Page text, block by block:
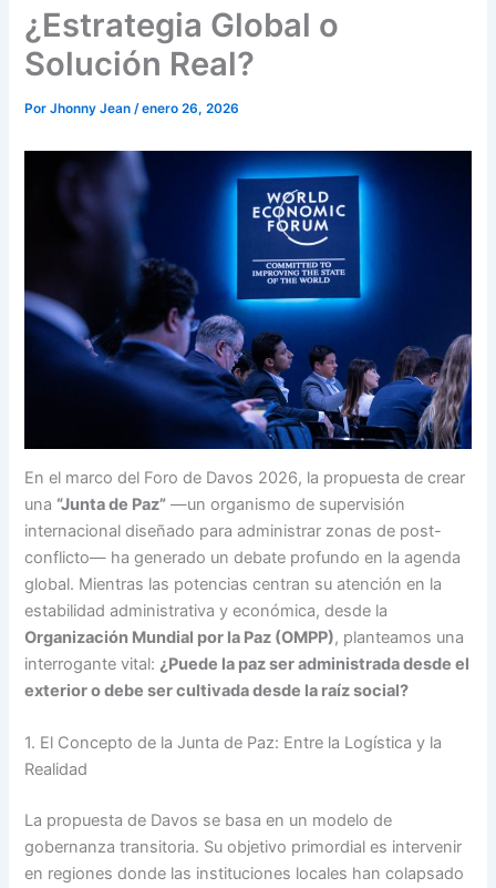
¿Estrategia Global o
Solución Real?
PorJhonny Jean/enero 26, 2026
En el marco del Foro de Davos 2026, la propuesta de crear
una “Junta de Paz” —un organismo de supervisión
internacional diseñado para administrar zonas de post-
conflicto— ha generado un debate profundo en la agenda
global. Mientras las potencias centran su atención en la
estabilidad administrativa y económica, desde la
Organización Mundial por la Paz (OMPP), planteamos una
interrogante vital: ¿Puede la paz ser administrada desde el
exterior o debe ser cultivada desde la raíz social?
1. El Concepto de la Junta de Paz: Entre la Logística y la
Realidad
La propuesta de Davos se basa en un modelo de
gobernanza transitoria. Su objetivo primordial es intervenir
en regiones donde las instituciones locales han colapsado